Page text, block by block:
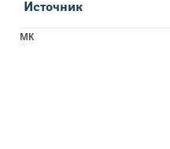
Источник
мк